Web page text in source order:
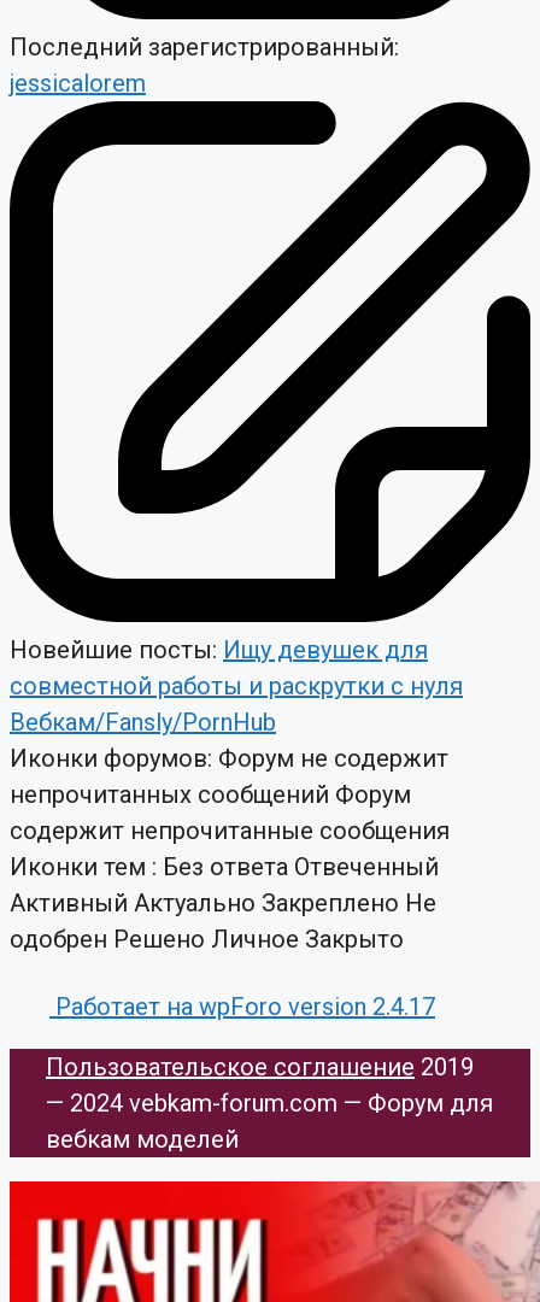
Последний зарегистрированный:
jessicalorem
Новейшие посты: Ищу девушек для
совместной работы и раскрутки с нуля
Вебкам/Fansly/PornHub
Иконки форумов: Форум не содержит
непрочитанных сообщений Форум
содержит непрочитанные сообщения
Иконки тем : Без ответа Отвеченный
Активный Актуально Закреплено Не
одобрен Решено Личное Закрыто
Работает на wpForo version 2.4.17
Пользовательское соглашение ​ 2019
— 2024 vebkam-forum.com — Форум для
вебкам моделей